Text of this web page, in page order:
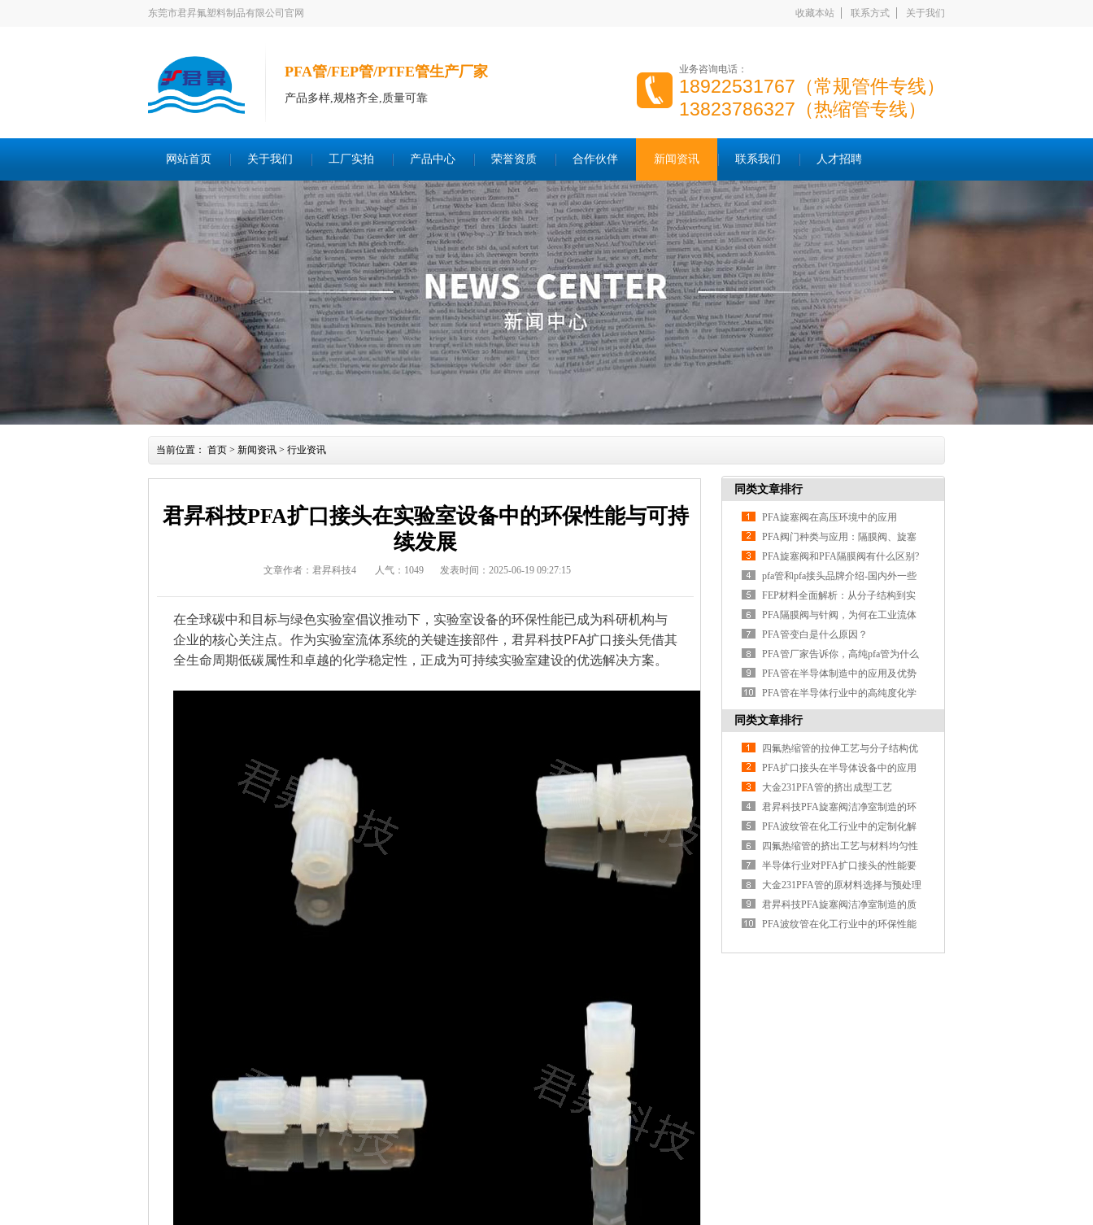
东莞市君昇氟塑料制品有限公司官网 收藏本站 联系方式 关于我们
PFA管/FEP管/PTFE管生产厂家
产品多样,规格齐全,质量可靠
业务咨询电话：
18922531767（常规管件专线）
13823786327（热缩管专线）
网站首页 关于我们 工厂实拍 产品中心 荣誉资质 合作伙伴 新闻资讯 联系我们 人才招聘
当前位置： 首页 > 新闻资讯 > 行业资讯
君昇科技PFA扩口接头在实验室设备中的环保性能与可持
续发展
文章作者：君昇科技4 人气： 1049 发表时间：2025-06-19 09:27:15
在全球碳中和目标与绿色实验室倡议推动下，实验室设备的环保性能已成为科研机构与
企业的核心关注点。作为实验室流体系统的关键连接部件，君昇科技PFA扩口接头凭借其
全生命周期低碳属性和卓越的化学稳定性 ，正成为可持续实验室建设的优选解决方案。
同类文章排行
PFA旋塞阀在高压环境中的应用
PFA阀门种类与应用：隔膜阀、旋塞
阀、单向阀、针阀
PFA旋塞阀和PFA隔膜阀有什么区别?
——君昇科技与您探讨
pfa管和pfa接头品牌介绍-国内外一些
知名的pfa管接头厂
FEP材料全面解析：从分子结构到实
际应用
PFA隔膜阀与针阀，为何在工业流体
控制中备受瞩目？——君昇科
PFA管变白是什么原因？
PFA管厂家告诉你，高纯pfa管为什么
被广泛应用于半导体行业
PFA管在半导体制造中的应用及优势
PFA管在半导体行业中的高纯度化学
品输送
同类文章排行
四氟热缩管的拉伸工艺与分子结构优
化
PFA扩口接头在半导体设备中的应用
案例
大金231PFA管的挤出成型工艺
君昇科技PFA旋塞阀洁净室制造的环
境监测
PFA波纹管在化工行业中的定制化解
决方案
四氟热缩管的挤出工艺与材料均匀性
控制
半导体行业对PFA扩口接头的性能要
求与选型指南
大金231PFA管的原材料选择与预处理
君昇科技PFA旋塞阀洁净室制造的质
量控制措施
PFA波纹管在化工行业中的环保性能